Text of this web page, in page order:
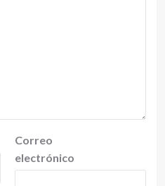
Correo
electrónico